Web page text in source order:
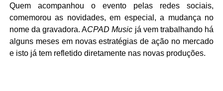
Quem acompanhou o evento pelas redes sociais,
comemorou as novidades, em especial, a mudança no
nome da gravadora. ACPAD Music já vem trabalhando há
alguns meses em novas estratégias de ação no mercado
e isto já tem refletido diretamente nas novas produções.